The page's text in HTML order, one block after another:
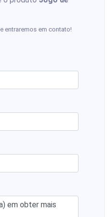
entraremos em contato!